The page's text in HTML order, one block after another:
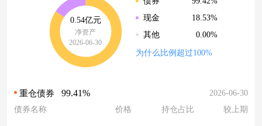
0.54亿元
净资产
2026-06-30
现金
18.53%
其他
0.00%
为什么比例超过100%
重仓债券 99.41%
2026-06-30
债券名称
价格 持仓占比 较上期